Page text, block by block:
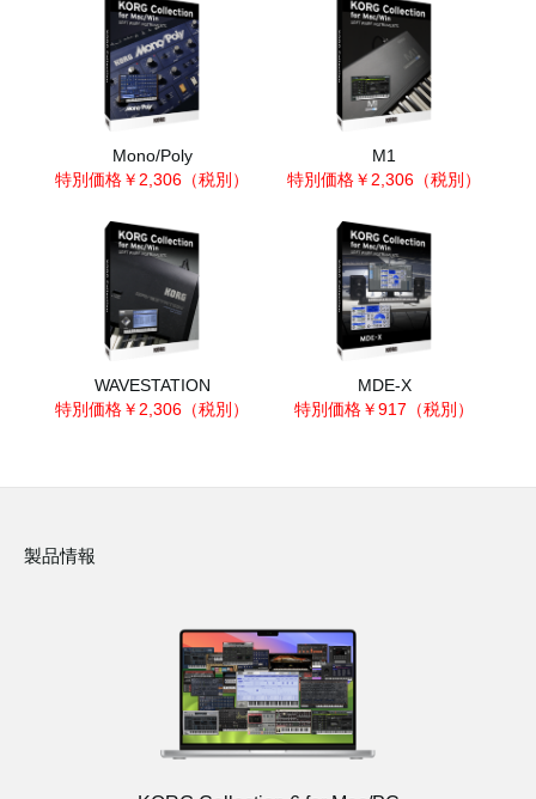
Mono/Poly
特別価格￥2,306（税別）
M1
特別価格￥2,306（税別）
WAVESTATION
特別価格￥2,306（税別）
MDE-X
特別価格￥917（税別）
製品情報